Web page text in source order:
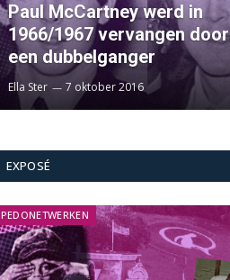
Paul McCartney werd in
1966/1967 vervangen door
een dubbelganger
Ella Ster 7 oktober 2016
EXPOSÉ
PEDONETWERKEN